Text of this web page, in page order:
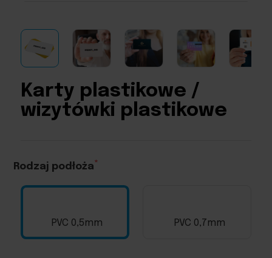
Karty plastikowe /
wizytówki plastikowe
Rodzaj podłoża
PVC 0,5mm PVC 0,7mm